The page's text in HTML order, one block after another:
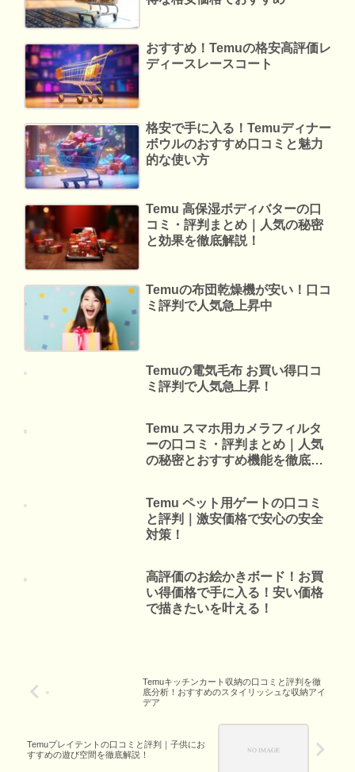
おすすめ！Temuの格安高評価レ
ディースレースコート
格安で手に入る！Temuディナー
ボウルのおすすめ口コミと魅力
的な使い方
Temu 高保湿ボディバターの口
コミ・評判まとめ｜人気の秘密
と効果を徹底解説！
Temuの布団乾燥機が安い！口コ
ミ評判で人気急上昇中
Temuの電気毛布 お買い得口コ
ミ評判で人気急上昇！
Temu スマホ用カメラフィルタ
ーの口コミ・評判まとめ｜人気
の秘密とおすすめ機能を徹底解
Temu ペット用ゲートの口コミ
と評判｜激安価格で安心の安全
対策！
高評価のお絵かきボード！お買
い得価格で手に入る！安い価格
で描きたいを叶える！
Temuキッチンカート収納の口コミと評判を徹
底分析！おすすめのスタイリッシュな収納アイ
デア
Temuプレイテントの口コミと評判｜子供にお
すすめの遊び空間を徹底解説！